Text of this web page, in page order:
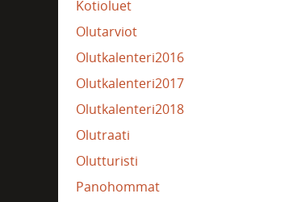
Kotioluet
Olutarviot
Olutkalenteri2016
Olutkalenteri2017
Olutkalenteri2018
Olutraati
Olutturisti
Panohommat